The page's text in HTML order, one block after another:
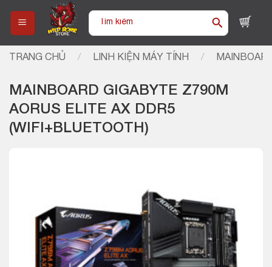
content
Tìm
TRANG CHỦ / LINH KIỆN MÁY TÍNH /
MAINBOARD GIGABYTE Z790M
AORUS ELITE AX DDR5
(WIFI+BLUETOOTH)